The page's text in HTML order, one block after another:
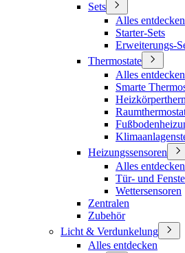
Sets
Alles entdecken
Starter-Sets
Erweiterungs-
Thermostate
Alles entdecken
Smarte
Heizungssensoren
Alles entdecken
Tür- und
Wettersensoren
Zentralen
Zubehör
Licht & Verdunkelung
Alles entdecken